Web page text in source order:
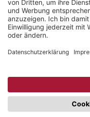
Impressum
Datenschutz
Cookie-Einstellungen